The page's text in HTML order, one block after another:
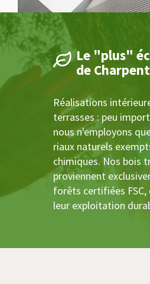
Le "plus"
de
Réalisations
terrasses : peu
nous n'employons
riaux naturels
chimiques. Nos bois
proviennent
forêts certifiées FSC,
leur exploitation